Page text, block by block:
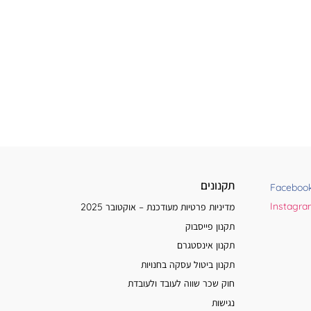
תקנונים
מדיניות פרטיות מעודכנת – אוקטובר 2025
תקנון פייסבוק
תקנון אינסטגרם
תקנון ביטול עסקה בחנויות
חוק שכר שווה לעובד ולעובדת
נגישות